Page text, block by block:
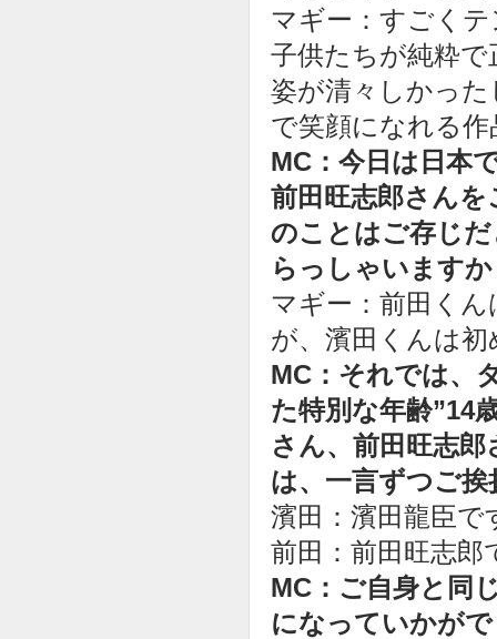
マギー：すごく
子供たちが純粋
姿が清々しかっ
で笑顔になれる
MC：今日は日本
前田旺志郎さん
のことはご存じ
らっしゃいます
マギー：前田く
が、濱田くんは
MC：それでは、
た特別な年齢”14
さん、前田旺志
は、一言ずつご
濱田：濱田龍臣
前田：前田旺志
MC：ご自身と同
になっていかが